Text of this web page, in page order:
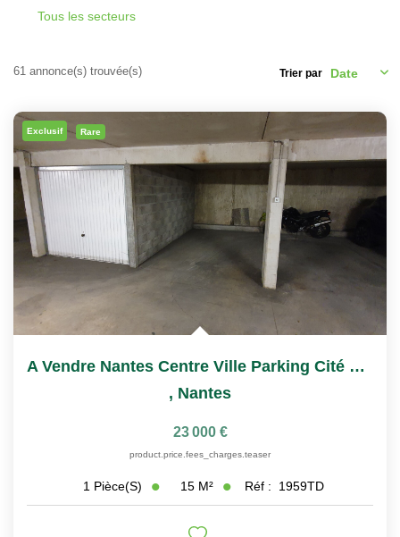
Tous les secteurs
61 annonce(s) trouvée(s) Trier par
Exclusif Rare
A Vendre Nantes Centre Ville Parking Cité Des Congrès
, Nantes
23 000 €
product.price.fees_charges.teaser
1 Pièce(s) 15 M² Réf : 1959TD